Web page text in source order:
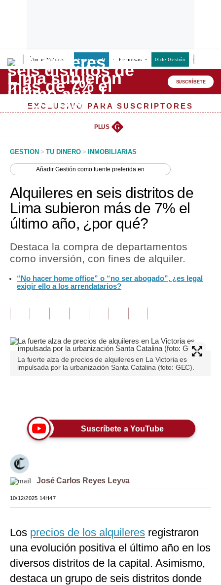
Últimas Noticias Empresas G Empresas G de Gestión
Lo último
Peru Quiosco
Management & Empleo
Perú
Política
Finanzas Personales
Inmobiliarias
Opinión
Editorial
Pregunta de hoy
Lujo
Viajes
Moda
Estilos
Mundo
México
Internacional
SUSCRÍBETE
EXCLUSIVO PARA SUSCRIPTORES
PLUS G
GESTION > TU DINERO > INMOBILIARIAS
AñadirGestión como fuente preferida en
Alquileres en seis distritos de
Lima subieron más de 7% el
último año, ¿por qué?
Destaca la compra de departamentos
como inversión, con fines de alquiler.
“No hacer home office” o “no ser abogado”, ¿es legal
exigir ello a los arrendatarios?
La fuerte alza de precios de alquileres en La Victoria es
impulsada por la urbanización Santa Catalina (foto: GEC).
Suscríbete a YouTube
José Carlos Reyes Leyva
10/12/2025 14H47
Los precios de los alquileres registraron
una evolución positiva el último año en los
diversos distritos de la capital. Asimismo,
destaca un grupo de seis distritos donde